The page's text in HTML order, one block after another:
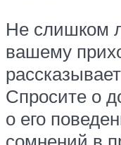
Не слишком
вашему
Спросите о
о его
сомнений в